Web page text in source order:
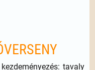
tavaly